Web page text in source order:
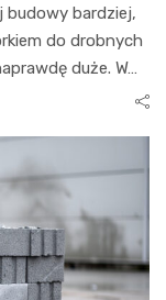
budowy bardziej,
do drobnych
duże. W…